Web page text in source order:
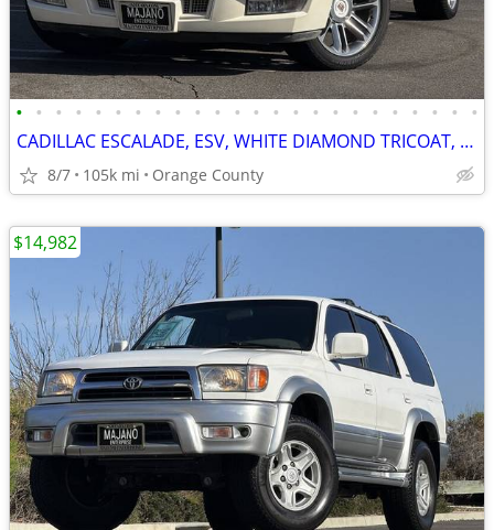
• • • • • • • • • • • • • • • • • • • • • • • •
CADILLAC ESCALADE, ESV, WHITE DIAMOND TRICOAT, CAPTAIN MIDDLE SEATS
8/7 105k mi Orange County
$14,982